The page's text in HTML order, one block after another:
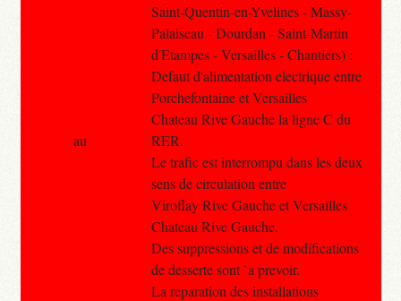
Saint-Quentin-en-Yvelines - Massy-
Palaiseau - Dourdan - Saint-Martin
d'Etampes - Versailles - Chantiers) :
Defaut d'alimentation electrique entre
Porchefontaine et Versailles
Chateau Rive Gauche la ligne C du
RER.
Le trafic est interrompu dans les deux
sens de circulation entre
Viroflay Rive Gauche et Versailles
Chateau Rive Gauche.
Des suppressions et de modifications
de desserte sont `a prevoir.
La reparation des installations
au